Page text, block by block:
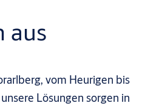
aus
vom Heurigen bis
Lösungen sorgen in